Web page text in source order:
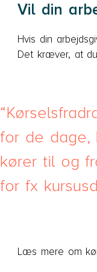
Vil din
Hvis din
Det kræver, at
for de dage,
kører til og
for fx
Læs mere om